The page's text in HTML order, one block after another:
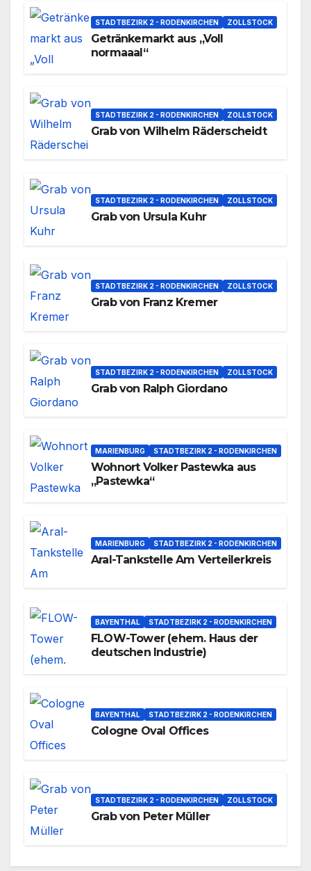
STADTBEZIRK 2 - RODENKIRCHEN ZOLLSTOCK
Getränkemarkt aus „Voll
normaaal“
STADTBEZIRK 2 - RODENKIRCHEN ZOLLSTOCK
Grab von Wilhelm Räderscheidt
STADTBEZIRK 2 - RODENKIRCHEN ZOLLSTOCK
Grab von Ursula Kuhr
STADTBEZIRK 2 - RODENKIRCHEN ZOLLSTOCK
Grab von Franz Kremer
STADTBEZIRK 2 - RODENKIRCHEN ZOLLSTOCK
Grab von Ralph Giordano
MARIENBURG STADTBEZIRK 2 - RODENKIRCHEN
Wohnort Volker Pastewka aus
„Pastewka“
MARIENBURG STADTBEZIRK 2 - RODENKIRCHEN
Aral-Tankstelle Am Verteilerkreis
BAYENTHAL STADTBEZIRK 2 - RODENKIRCHEN
FLOW-Tower (ehem. Haus der
deutschen Industrie)
BAYENTHAL STADTBEZIRK 2 - RODENKIRCHEN
Cologne Oval Offices
STADTBEZIRK 2 - RODENKIRCHEN ZOLLSTOCK
Grab von Peter Müller